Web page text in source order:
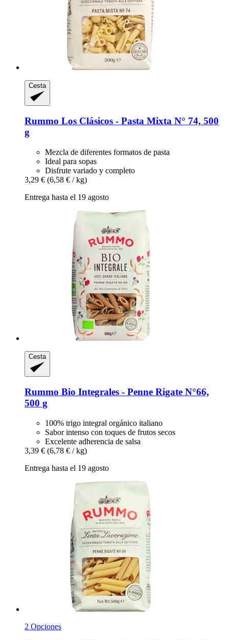
Cesta
Rummo Los Clásicos -​ Pasta Mixta N° 74, 500
g
Mezcla de diferentes formatos de pasta
Ideal para sopas
Disfrute variado y completo
3,29 € (6,58 € / kg)
Entrega hasta el 19 agosto
Cesta
Rummo Bio Integrales -​ Penne Rigate N°66,
500 g
100% trigo integral orgánico italiano
Sabor intenso con toques de frutos secos
Excelente adherencia de salsa
3,39 € (6,78 € / kg)
Entrega hasta el 19 agosto
2 Opciones